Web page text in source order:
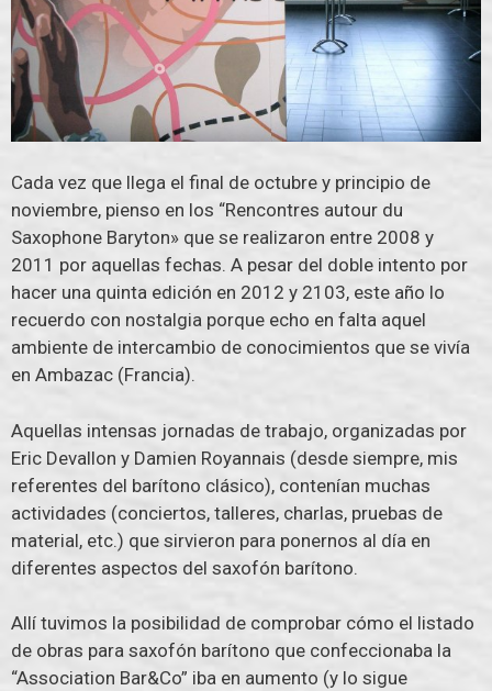
Cada vez que llega el final de octubre y principio de
noviembre, pienso en los “Rencontres autour du
Saxophone Baryton» que se realizaron entre 2008 y
2011 por aquellas fechas. A pesar del doble intento por
hacer una quinta edición en 2012 y 2103, este año lo
recuerdo con nostalgia porque echo en falta aquel
ambiente de intercambio de conocimientos que se vivía
en Ambazac (Francia).
Aquellas intensas jornadas de trabajo, organizadas por
Eric Devallon y Damien Royannais (desde siempre, mis
referentes del barítono clásico), contenían muchas
actividades (conciertos, talleres, charlas, pruebas de
material, etc.) que sirvieron para ponernos al día en
diferentes aspectos del saxofón barítono.
Allí tuvimos la posibilidad de comprobar cómo el listado
de obras para saxofón barítono que confeccionaba la
“Association Bar&Co” iba en aumento (y lo sigue